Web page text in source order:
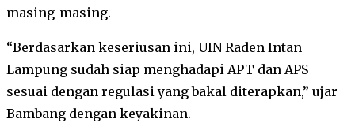
masing-masing.
“Berdasarkan keseriusan ini, UIN Raden Intan
Lampung sudah siap menghadapi APT dan APS
sesuai dengan regulasi yang bakal diterapkan,” ujar
Bambang dengan keyakinan.